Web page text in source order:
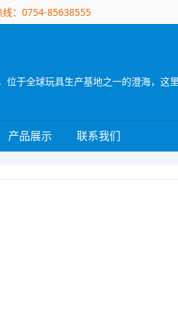
线：0754-85638555
产品展示 联系我们